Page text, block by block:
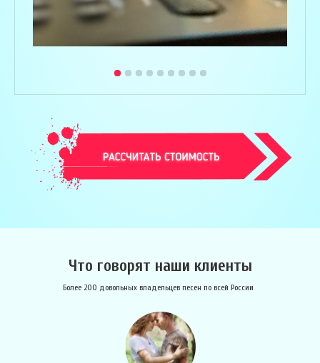
Что говорят наши клиенты
Более 200 довольных владельцев песен по всей России